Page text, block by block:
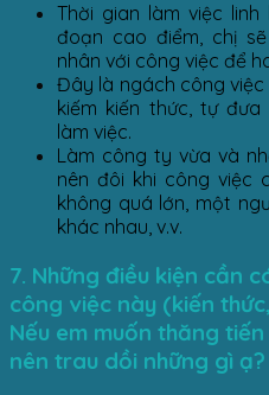
Thời gian làm việc
đoạn cao điểm, chị
nhân với công việc để
Đây là ngách công
kiếm kiến thức, tự
làm việc.
Làm công ty vừa và
nên đôi khi công việc
không quá lớn, một
khác nhau, v.v.
7. Những điều kiện cần
công việc này (kiến
Nếu em muốn thăng
nên trau dồi những gì ạ?